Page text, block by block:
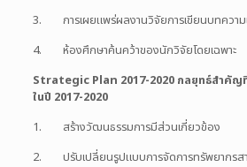
3. การเผยแพร่ผลงานวิจัยการเขียนบทความ
4. ห้องศึกษาค้นคว้าของนักวิจัยโดยเฉพาะ
Strategic Plan 2017-2020 กลยุทธ์สำคัญ
ในปี 2017-2020
1. สร้างวัฒนธรรมการมีส่วนเกี่ยวข้อง
2. ปรับเปลี่ยนรูปแบบการจัดการทรัพยากรส